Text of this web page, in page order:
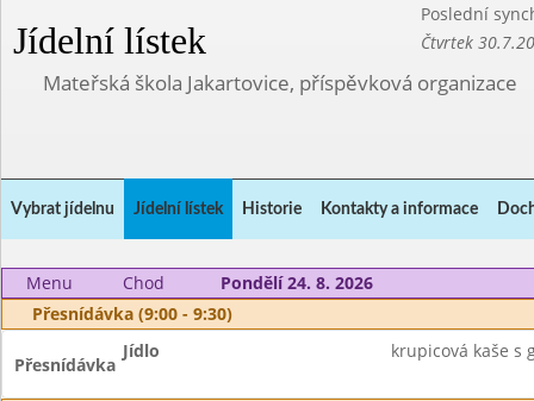
Jídelní lístek
Poslední
Čtvrtek
Mateřská škola Jakartovice, příspěvková organizace
Vybrat jídelnu Jídelní lístek Historie Kontakty a informace
Menu Chod
Pondělí 24. 8. 2026
Přesnídávka (9:00 - 9:30)
Přesnídávka
Jídlo krupicová kaše s